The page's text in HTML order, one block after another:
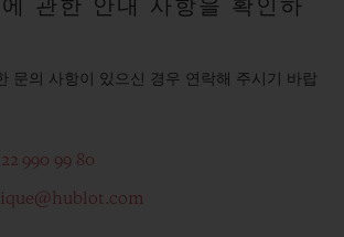
관한 안내 사항을 확인하
문의 사항이 있으신 경우 연락해 주시기 바랍
990 99 80